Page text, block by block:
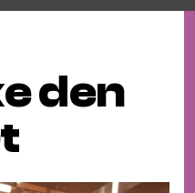
den